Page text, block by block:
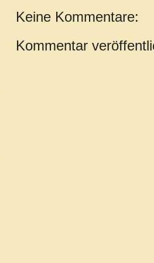
Keine Kommentare:
Kommentar